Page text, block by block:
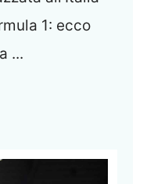
1: ecco
...